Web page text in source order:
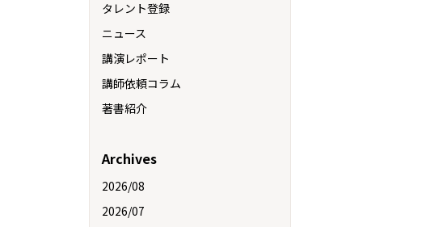
タレント登録
ニュース
講演レポート
講師依頼コラム
著書紹介
Archives
2026/08
2026/07